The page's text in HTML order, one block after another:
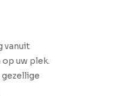
vanuit
uw plek.